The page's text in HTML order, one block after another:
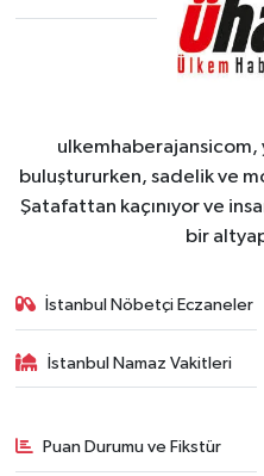
ulkemhaberajansicom,
buluştururken, sadelik ve
Şatafattan kaçınıyor ve
bir
İstanbul Nöbetçi Eczaneler
İstanbul Namaz Vakitleri
Puan Durumu ve Fikstür